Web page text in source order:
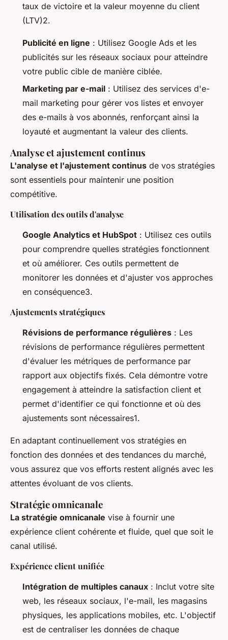
taux de victoire et la valeur moyenne du client
(LTV)2.
Publicité en ligne : Utilisez Google Ads et les
publicités sur les réseaux sociaux pour atteindre
votre public cible de manière ciblée.
Marketing par e-mail : Utilisez des services d'e-
mail marketing pour gérer vos listes et envoyer
des e-mails à vos abonnés, renforçant ainsi la
loyauté et augmentant la valeur des clients.
Analyse et ajustement continus
L'analyse et l'ajustement continus de vos stratégies
sont essentiels pour maintenir une position
compétitive.
Utilisation des outils d'analyse
Google Analytics et HubSpot : Utilisez ces outils
pour comprendre quelles stratégies fonctionnent
et où améliorer. Ces outils permettent de
monitorer les données et d'ajuster vos approches
en conséquence3.
Ajustements stratégiques
Révisions de performance régulières : Les
révisions de performance régulières permettent
d'évaluer les métriques de performance par
rapport aux objectifs fixés. Cela démontre votre
engagement à atteindre la satisfaction client et
permet d'identifier ce qui fonctionne et où des
ajustements sont nécessaires1.
En adaptant continuellement vos stratégies en
fonction des données et des tendances du marché,
vous assurez que vos efforts restent alignés avec les
attentes évoluant de vos clients.
Stratégie omnicanale
La stratégie omnicanale vise à fournir une
expérience client cohérente et fluide, quel que soit le
canal utilisé.
Expérience client unifiée
Intégration de multiples canaux : Inclut votre site
web, les réseaux sociaux, l'e-mail, les magasins
physiques, les applications mobiles, etc. L'objectif
est de centraliser les données de chaque